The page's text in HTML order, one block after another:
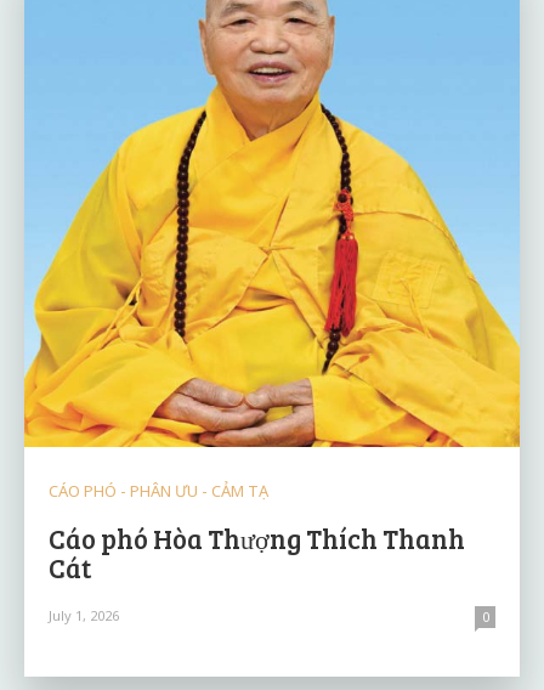
CÁO PHÓ - PHÂN ƯU - CẢM TẠ
Cáo phó Hòa Thượng Thích Thanh
Cát
July 1, 2026 0